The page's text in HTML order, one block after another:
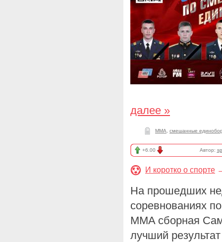
далее »
ММА смешанные
+6.00 Автор:
И коротко о спорте
На прошедших
соревнованиях
MMA сборная
лучший